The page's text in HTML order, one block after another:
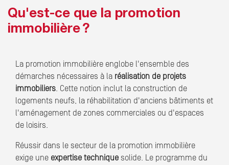
Qu'est-ce que la promotion
immobilière ?
La promotion immobilière englobe l'ensemble des
démarches nécessaires à la réalisation de projets
immobiliers. Cette notion inclut la construction de
logements neufs, la réhabilitation d'anciens bâtiments et
l'aménagement de zones commerciales ou d'espaces
de loisirs.
Réussir dans le secteur de la promotion immobilière
exige une expertise technique solide. Le programme du